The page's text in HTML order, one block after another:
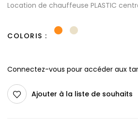
Location de chauffeuse PLASTIC
COLORIS
Connectez-vous pour accéder aux
Ajouter à la liste de souhaits